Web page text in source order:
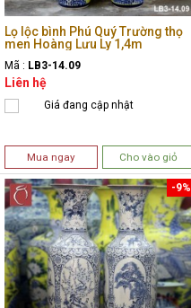
Lọ lộc bình Phú Quý Trường thọ
men Hoàng Lưu Ly 1,4m
Mã : LB3-14.09
Liên hệ
Giá đang cập nhật
Mua ngay Cho vào giỏ
-9%